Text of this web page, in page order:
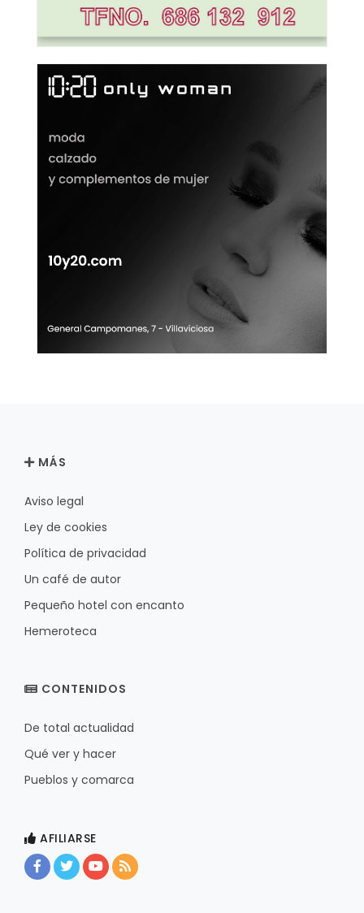
MÁS
Aviso legal
Ley de cookies
Política de privacidad
Un café de autor
Pequeño hotel con encanto
Hemeroteca
CONTENIDOS
De total actualidad
Qué ver y hacer
Pueblos y comarca
AFILIARSE